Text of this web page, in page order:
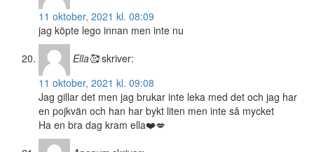
11 oktober, 2021 kl. 08:09
jag köpte lego innan men inte nu
Ella🥰 skriver:
11 oktober, 2021 kl. 09:08
Jag gillar det men jag brukar inte leka med det och jag har
en pojkvän och han har bykt liten men inte så mycket
Ha en bra dag kram ella❤️💋